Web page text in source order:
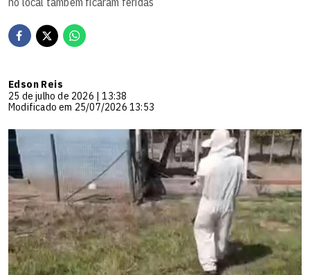
Edson Reis
25 de julho de 2026 | 13:38
Modificado em 25/07/2026 13:53